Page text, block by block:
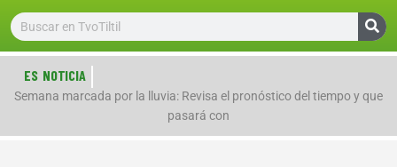
ES NOTICIA
Semana marcada por la lluvia: Revisa el pronóstico del tiempo y que
pasará con